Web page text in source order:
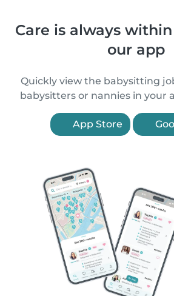
Care is always
our app
Quickly view the babysitting
babysitters or nannies in your
App Store